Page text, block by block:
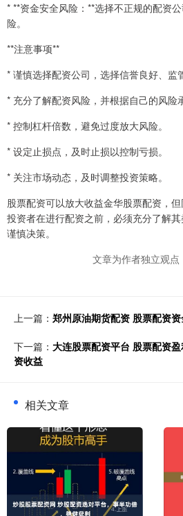
* **资金安全风险：**选择不正规的配资
险。
**注意事项**
* 谨慎选择配资公司，选择信誉良好、监
* 充分了解配资风险，并根据自己的风险
* 控制杠杆倍数，避免过度放大风险。
* 设定止损点，及时止损以控制亏损。
* 关注市场动态，及时调整投资策略。
股票配资可以放大收益金华股票配资，
投资者在进行配资之前，必须充分了解
谨慎决策。
文章为作者独立观
上一篇： 郑州原油期货配资 股票配资
下一篇： 大连股票配资平台 股票配资
资收益
相关文章